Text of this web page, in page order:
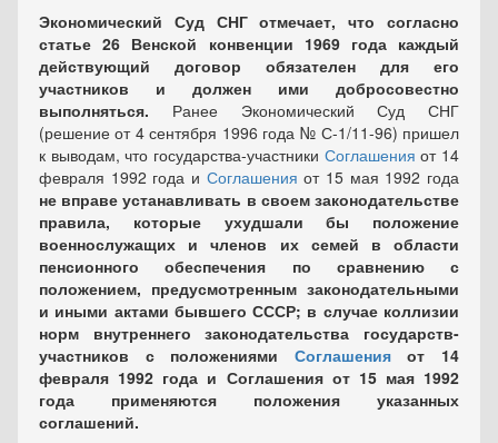
Экономический Суд СНГ отмечает, что согласно
статье 26 Венской конвенции 1969 года каждый
действующий договор обязателен для его
участников и должен ими добросовестно
выполняться. Ранее Экономический Суд СНГ
(решение от 4 сентября 1996 года № С-1/11-96) пришел
к выводам, что государства-участники Соглашения от 14
февраля 1992 года и Соглашения от 15 мая 1992 года
не вправе устанавливать в своем законодательстве
правила, которые ухудшали бы положение
военнослужащих и членов их семей в области
пенсионного обеспечения по сравнению с
положением, предусмотренным законодательными
и иными актами бывшего СССР; в случае коллизии
норм внутреннего законодательства государств-
участников с положениями Соглашенияот 14
февраля 1992 года и Соглашения от 15 мая 1992
года применяются положения указанных
соглашений.